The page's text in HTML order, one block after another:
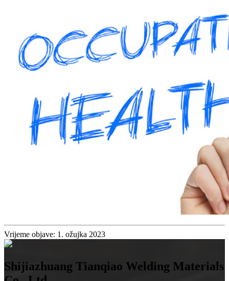
Vrijeme objave: 1. ožujka 2023
Shijiazhuang Tianqiao Welding Materials